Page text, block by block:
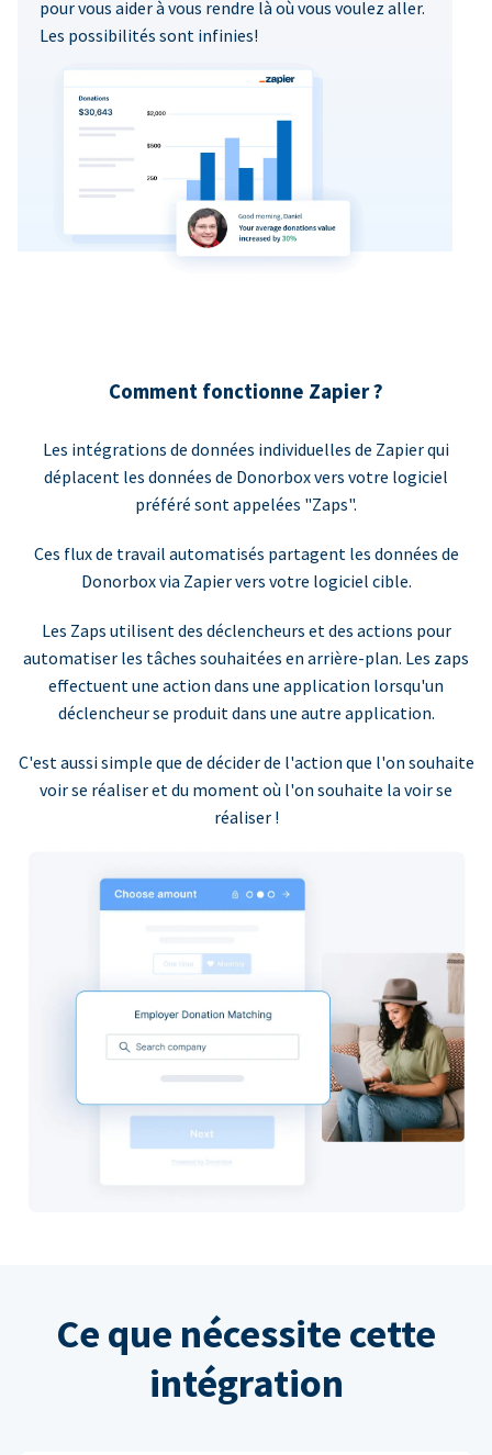
pour vous aider à vous rendre là où vous voulez aller.
Les possibilités sont infinies!
Comment fonctionne Zapier ?
Les intégrations de données individuelles de Zapier qui
déplacent les données de Donorbox vers votre logiciel
préféré sont appelées "Zaps".
Ces flux de travail automatisés partagent les données de
Donorbox via Zapier vers votre logiciel cible.
Les Zaps utilisent des déclencheurs et des actions pour
automatiser les tâches souhaitées en arrière-plan. Les zaps
effectuent une action dans une application lorsqu'un
déclencheur se produit dans une autre application.
C'est aussi simple que de décider de l'action que l'on souhaite
voir se réaliser et du moment où l'on souhaite la voir se
réaliser !
Ce que nécessite cette
intégration